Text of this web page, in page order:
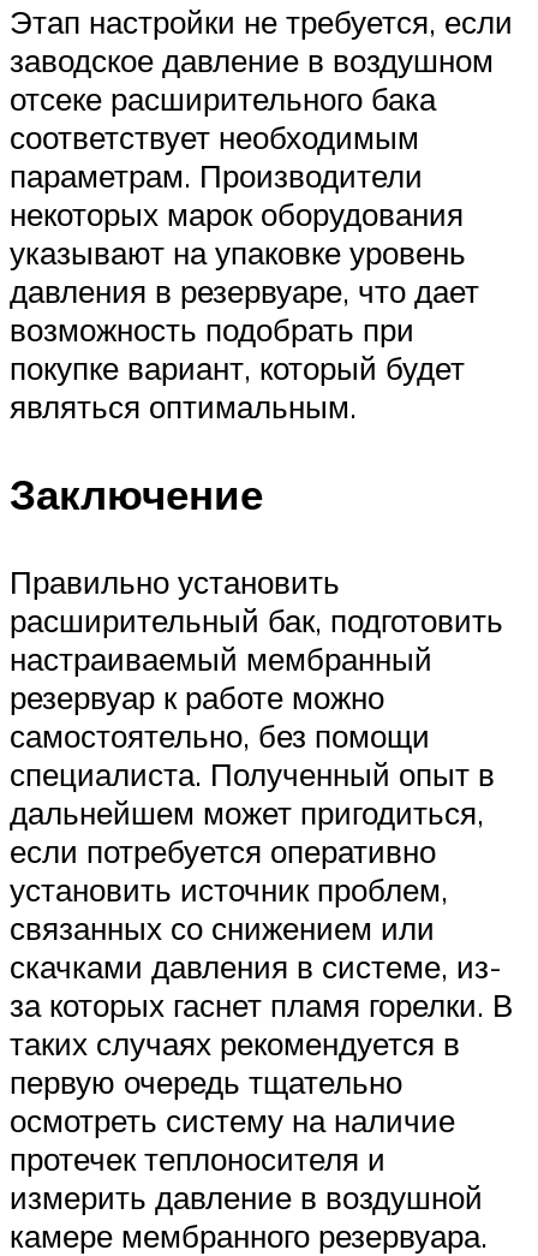
Этап настройки не требуется, если
заводское давление в воздушном
отсеке расширительного бака
соответствует необходимым
параметрам. Производители
некоторых марок оборудования
указывают на упаковке уровень
давления в резервуаре, что дает
возможность подобрать при
покупке вариант, который будет
являться оптимальным.
Заключение
Правильно установить
расширительный бак, подготовить
настраиваемый мембранный
резервуар к работе можно
самостоятельно, без помощи
специалиста. Полученный опыт в
дальнейшем может пригодиться,
если потребуется оперативно
установить источник проблем,
связанных со снижением или
скачками давления в системе, из-
за которых гаснет пламя горелки. В
таких случаях рекомендуется в
первую очередь тщательно
осмотреть систему на наличие
протечек теплоносителя и
измерить давление в воздушной
камере мембранного резервуара.